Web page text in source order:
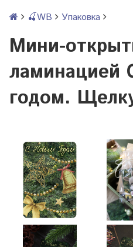
🍒WB Упаковка
Мини-
ламинацией
годом.